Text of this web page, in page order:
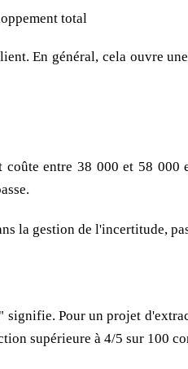
total
En général, cela ouvre
entre 38 000 et 58 000
la gestion de l'incertitude,
Pour un projet
supérieure à 4/5 sur 100